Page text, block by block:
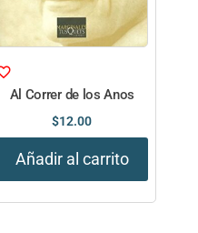
Al Correr de los Anos
$12.00
Añadir al carrito